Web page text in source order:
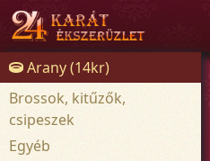
Arany (14kr)
Brossok, kitűzők,
csipeszek
Egyéb